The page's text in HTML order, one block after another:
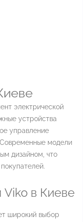
электрической
устройства
управление
модели
дизайном, что
Viko в Киеве
широкий выбор